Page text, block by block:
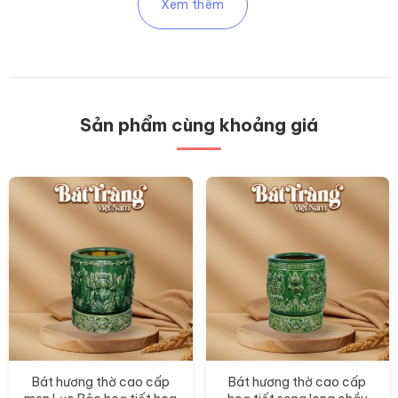
Xem thêm
Sản phẩm cùng khoảng giá
Bát hương thờ cao cấp
Bát hương thờ cao cấp